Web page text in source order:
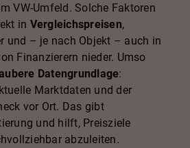
VW-Umfeld. Solche Faktoren
in Vergleichspreisen,
und – je nach Objekt – auch in
Finanzierern nieder. Umso
Datengrundlage:
Marktdaten und der
vor Ort. Das gibt
und hilft, Preisziele
abzuleiten.